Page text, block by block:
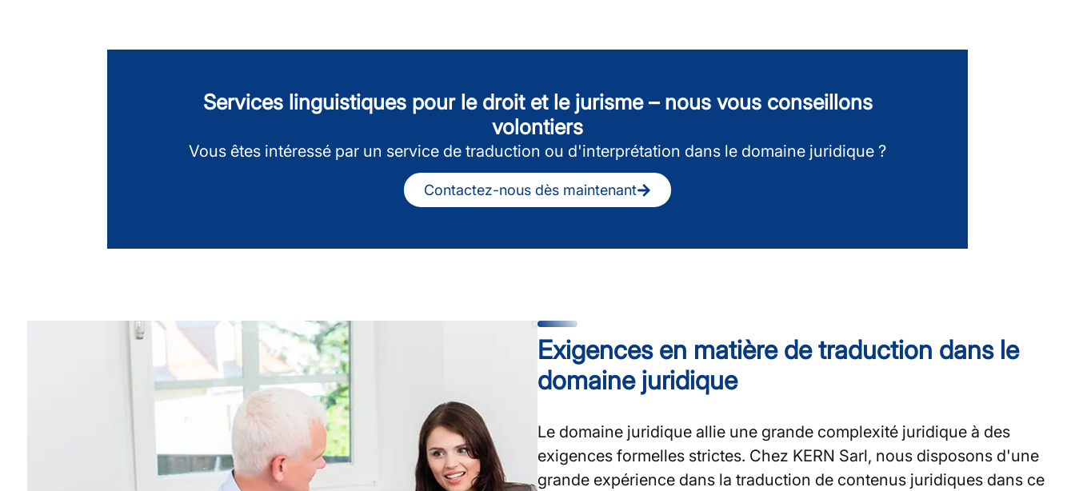
Services linguistiques pour le droit et le jurisme – nous vous conseillons
volontiers
Vous êtes intéressé par un service de traduction ou d'interprétation dans le domaine juridique ?
Contactez-nous dès maintenant
Exigences en matière de traduction dans le
domaine juridique
Le domaine juridique allie une grande complexité juridique à des
exigences formelles strictes. Chez KERN Sarl, nous disposons d'une
grande expérience dans la traduction de contenus juridiques dans ce